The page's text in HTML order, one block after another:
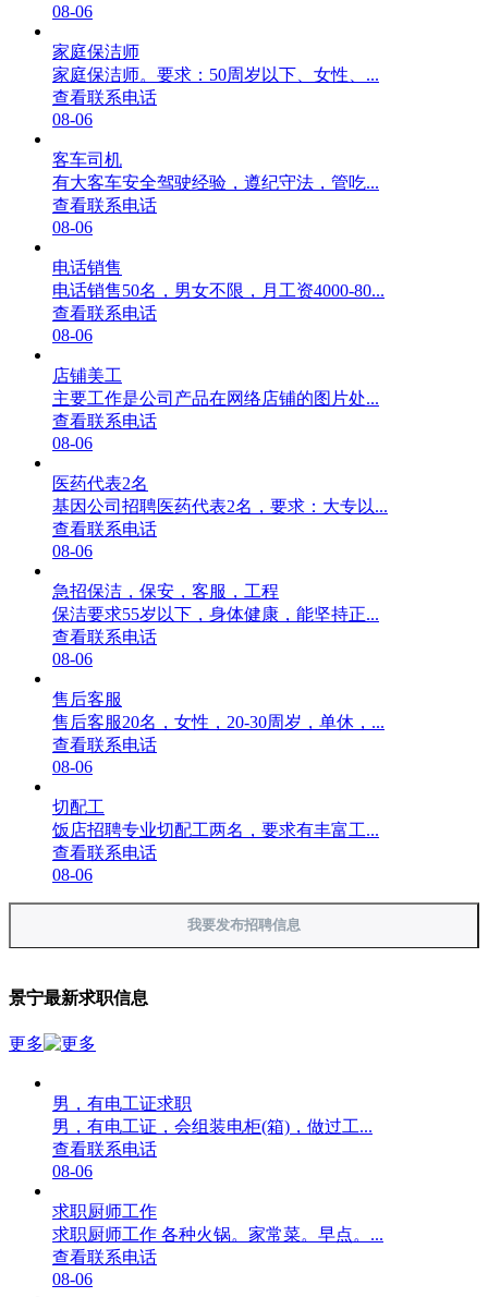
08-06
家庭保洁师
家庭保洁师。要求：50周岁以下、女性、...
查看联系电话
08-06
客车司机
有大客车安全驾驶经验，遵纪守法，管吃...
查看联系电话
08-06
电话销售
电话销售50名，男女不限，月工资4000-80...
查看联系电话
08-06
店铺美工
主要工作是公司产品在网络店铺的图片处...
查看联系电话
08-06
医药代表2名
基因公司招聘医药代表2名，要求：大专以...
查看联系电话
08-06
急招保洁，保安，客服，工程
保洁要求55岁以下，身体健康，能坚持正...
查看联系电话
08-06
售后客服
售后客服20名，女性，20-30周岁，单休，...
查看联系电话
08-06
切配工
饭店招聘专业切配工两名，要求有丰富工...
查看联系电话
08-06
我要发布招聘信息
景宁最新求职信息
更多
男，有电工证求职
男，有电工证，会组装电柜(箱)，做过工...
查看联系电话
08-06
求职厨师工作
求职厨师工作 各种火锅。家常菜。早点。...
查看联系电话
08-06